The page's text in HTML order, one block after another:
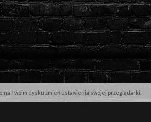
na Twoim dysku zmień ustawienia swojej przeglądarki.